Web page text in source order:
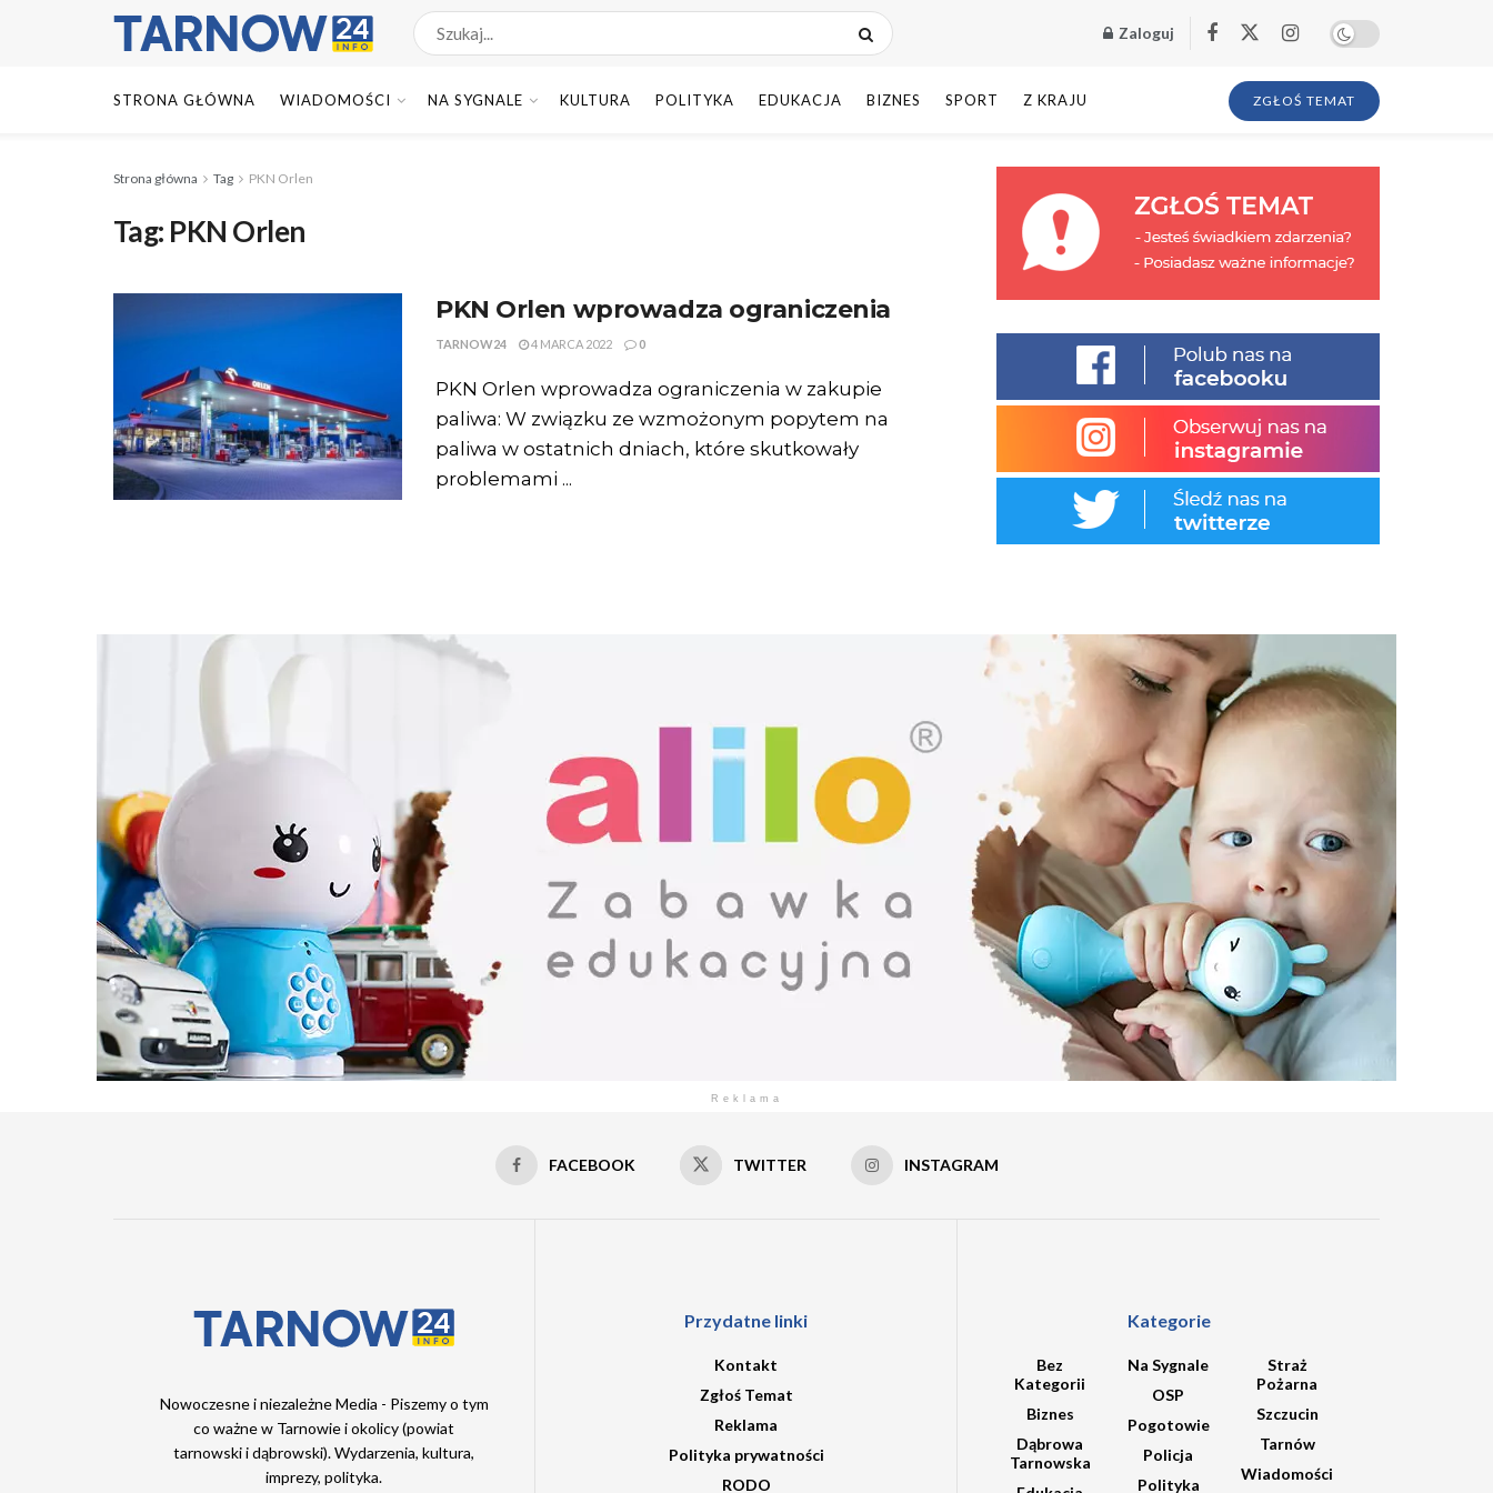
Zaloguj
STRONA GŁÓWNA WIADOMOŚCI NA SYGNALE KULTURA POLITYKA EDUKACJA BIZNES SPORT Z KRAJU ZGŁOŚ TEMAT
Strona główna Tag PKN Orlen
Tag: PKN Orlen
PKN Orlen wprowadza ograniczenia
TARNOW24 4 MARCA 2022 0
PKN Orlen wprowadza ograniczenia w zakupie
paliwa: W związku ze wzmożonym popytem na
paliwa w ostatnich dniach, które skutkowały
problemami ...
Reklama
FACEBOOK TWITTER INSTAGRAM
Nowoczesne i niezależne Media - Piszemy o tym
co ważne w Tarnowie i okolicy (powiat
tarnowski i dąbrowski). Wydarzenia, kultura,
imprezy, polityka.
Przydatne linki
Kontakt
Zgłoś Temat
Reklama
Polityka prywatności
RODO
Kategorie
Bez
Kategorii
Biznes
Dąbrowa
Tarnowska
Na Sygnale
OSP
Pogotowie
Policja
Polityka
Straż
Pożarna
Szczucin
Tarnów
Wiadomości